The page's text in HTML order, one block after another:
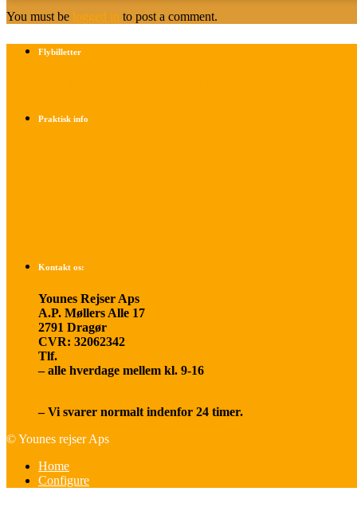
You must be logged in to post a comment.
Flybilletter
Praktisk info
Kontakt os:
Younes Rejser Aps
A.P. Møllers Alle 17
2791 Dragør
CVR: 32062342
Tlf.
– alle hverdage mellem kl. 9-16
– Vi svarer normalt indenfor 24 timer.
© Younes rejser Aps
Home
Configure